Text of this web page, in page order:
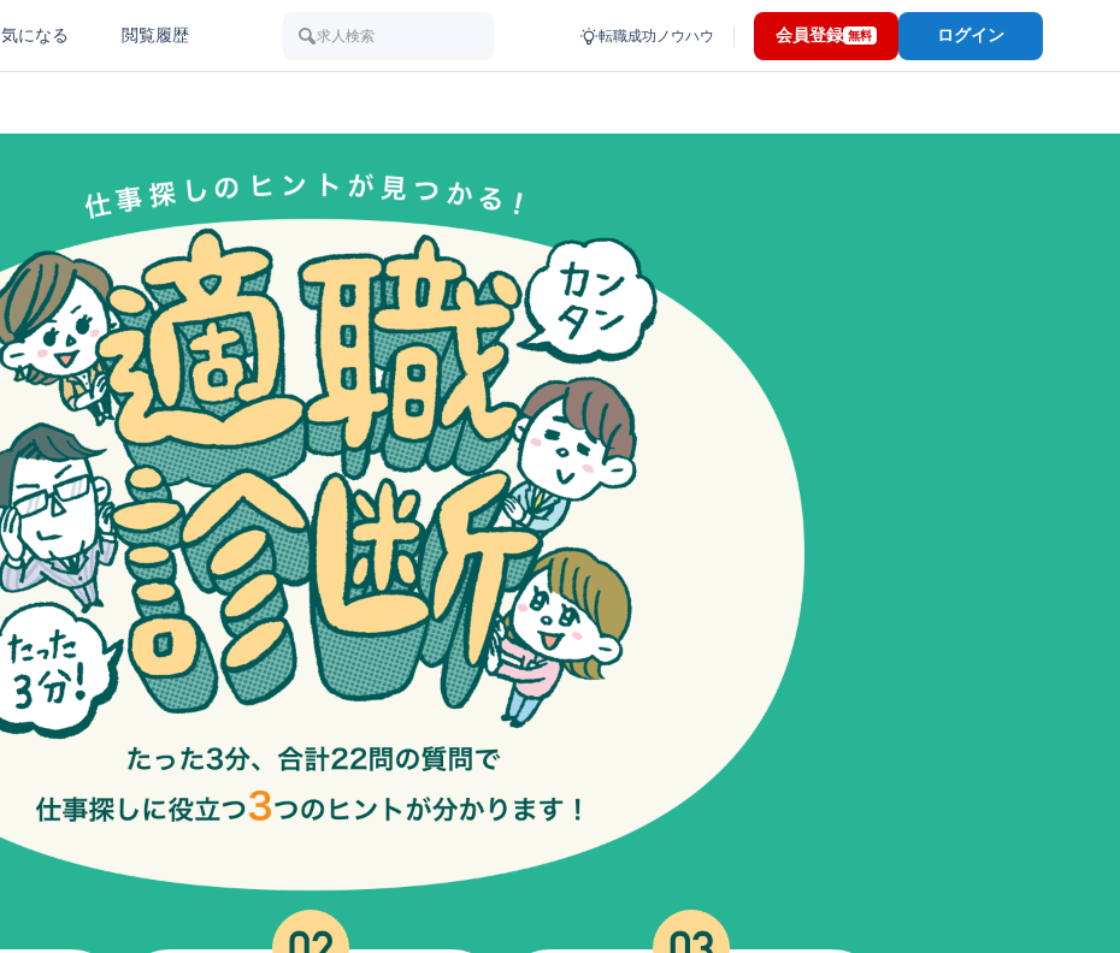
気になる 閲覧履歴 求人検索 転職成功ノウハウ 会員登録 無料 ログイン